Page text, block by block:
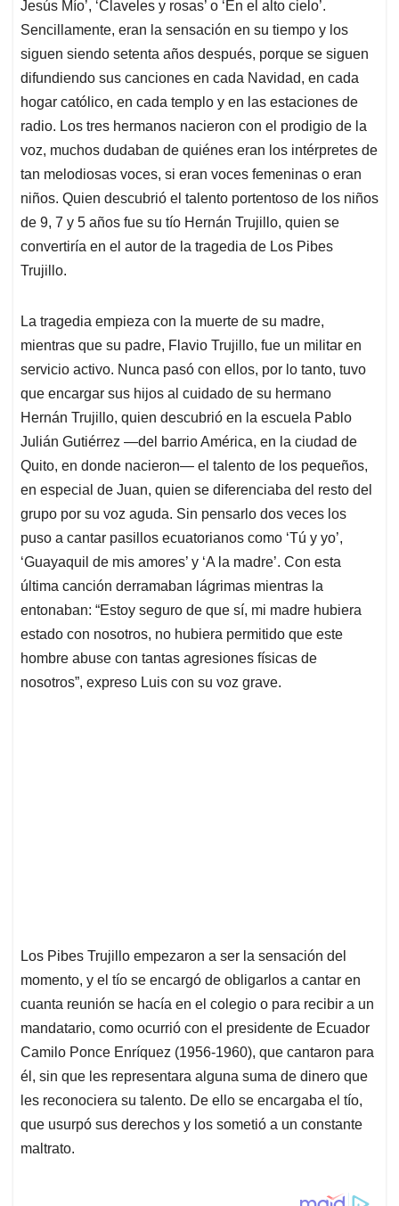
Jesús Mío’, ‘Claveles y rosas’ o ‘En el alto cielo’.
Sencillamente, eran la sensación en su tiempo y los
siguen siendo setenta años después, porque se siguen
difundiendo sus canciones en cada Navidad, en cada
hogar católico, en cada templo y en las estaciones de
radio. Los tres hermanos nacieron con el prodigio de la
voz, muchos dudaban de quiénes eran los intérpretes de
tan melodiosas voces, si eran voces femeninas o eran
niños. Quien descubrió el talento portentoso de los niños
de 9, 7 y 5 años fue su tío Hernán Trujillo, quien se
convertiría en el autor de la tragedia de Los Pibes
Trujillo.
La tragedia empieza con la muerte de su madre,
mientras que su padre, Flavio Trujillo, fue un militar en
servicio activo. Nunca pasó con ellos, por lo tanto, tuvo
que encargar sus hijos al cuidado de su hermano
Hernán Trujillo, quien descubrió en la escuela Pablo
Julián Gutiérrez —del barrio América, en la ciudad de
Quito, en donde nacieron— el talento de los pequeños,
en especial de Juan, quien se diferenciaba del resto del
grupo por su voz aguda. Sin pensarlo dos veces los
puso a cantar pasillos ecuatorianos como ‘Tú y yo’,
‘Guayaquil de mis amores’ y ‘A la madre’. Con esta
última canción derramaban lágrimas mientras la
entonaban: “Estoy seguro de que sí, mi madre hubiera
estado con nosotros, no hubiera permitido que este
hombre abuse con tantas agresiones físicas de
nosotros”, expreso Luis con su voz grave.
Los Pibes Trujillo empezaron a ser la sensación del
momento, y el tío se encargó de obligarlos a cantar en
cuanta reunión se hacía en el colegio o para recibir a un
mandatario, como ocurrió con el presidente de Ecuador
Camilo Ponce Enríquez (1956-1960), que cantaron para
él, sin que les representara alguna suma de dinero que
les reconociera su talento. De ello se encargaba el tío,
que usurpó sus derechos y los sometió a un constante
maltrato.